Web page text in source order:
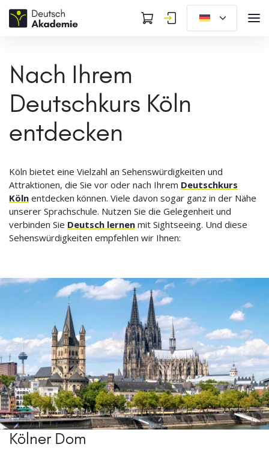
Nach Ihrem
Deutschkurs Köln
entdecken
Köln bietet eine Vielzahl an Sehenswürdigkeiten und
Attraktionen, die Sie vor oder nach Ihrem Deutschkurs
Köln entdecken können. Viele davon sogar ganz in der Nähe
unserer Sprachschule. Nutzen Sie die Gelegenheit und
verbinden Sie Deutsch lernen mit Sightseeing. Und diese
Sehenswürdigkeiten empfehlen wir Ihnen:
Kölner Dom